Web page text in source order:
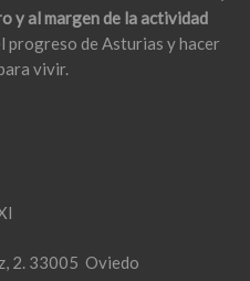
y al margen de la actividad
progreso de Asturias y hacer
vivir.
2. 33005 Oviedo